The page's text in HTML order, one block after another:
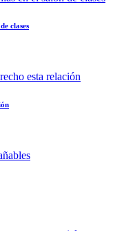
clases